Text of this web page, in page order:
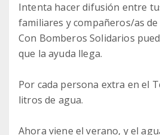
Intenta hacer difusión entre
familiares y compañeros/as
Con Bomberos Solidarios
que la ayuda llega.
Por cada persona extra en el
litros de agua.
Ahora viene el verano, y el